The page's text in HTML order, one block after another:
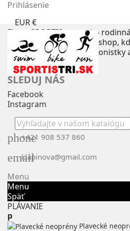
Prihlásenie
EUR €
Firma SPORTIS s.r.o., ako
Lapinovej Vám prináša eshop,
podľa rád skúsenej triatlonistky
reprezentantky.
SLEDUJ NÁS
Facebook
Instagram
phone
+421 908 537 860
email
klapinova@gmail.com
Menu
Menu
Späť
PLÁVANIE
p
Plavecké